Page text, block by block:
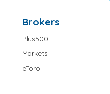
Brokers
Plus500
Markets
eToro